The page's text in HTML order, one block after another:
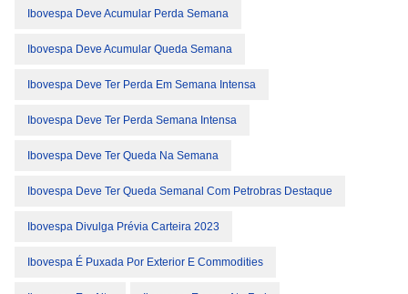
Ibovespa Deve Acumular Perda Semana
Ibovespa Deve Acumular Queda Semana
Ibovespa Deve Ter Perda Em Semana Intensa
Ibovespa Deve Ter Perda Semana Intensa
Ibovespa Deve Ter Queda Na Semana
Ibovespa Deve Ter Queda Semanal Com Petrobras Destaque
Ibovespa Divulga Prévia Carteira 2023
Ibovespa É Puxada Por Exterior E Commodities